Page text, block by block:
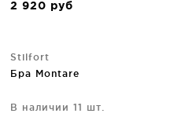
2 920 руб
Stilfort
Бра Montare
В наличии 11 шт.